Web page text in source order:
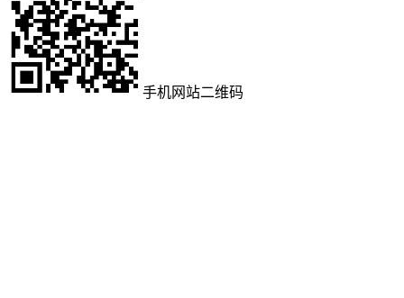
手机网站二维码